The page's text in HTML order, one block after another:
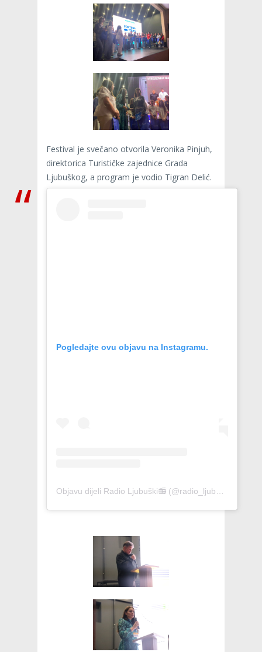
Festival je svečano otvorila Veronika Pinjuh,
direktorica Turističke zajednice Grada
Ljubuškog, a program je vodio Tigran Delić.
Pogledajte ovu objavu na Instagramu.
Objavu dijeli Radio Ljubuški📻 (@radio_ljubuski)